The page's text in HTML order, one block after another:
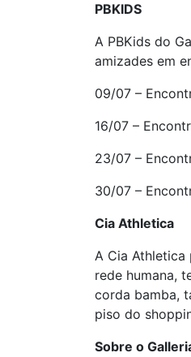
PBKIDS
A PBKids do
amizades em
09/07 –
16/07 –
23/07 –
30/07 –
Cia Athletica
A Cia Athletica
rede humana,
corda bamba,
piso do
Sobre o